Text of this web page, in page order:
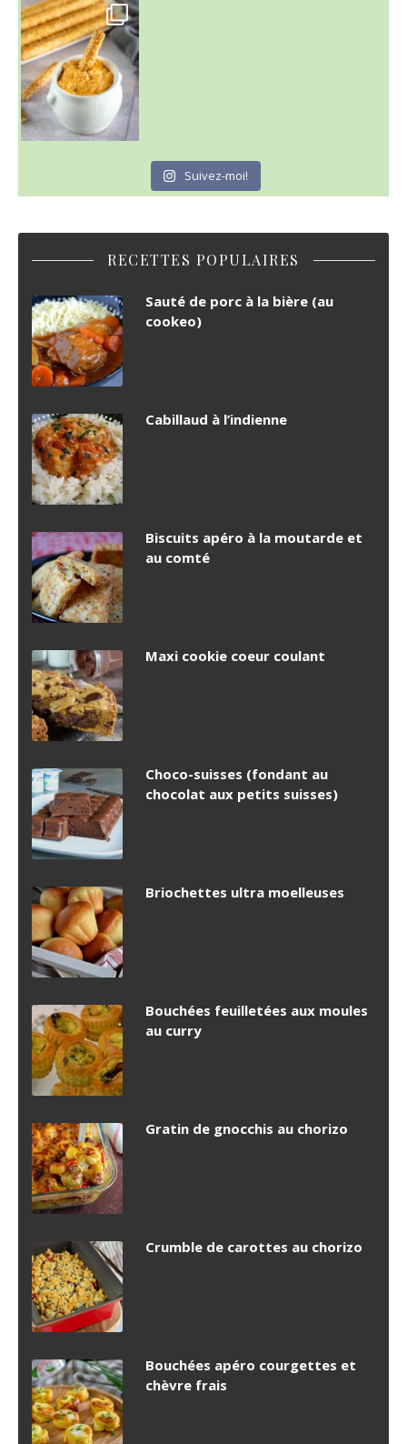
Suivez-moi!
RECETTES POPULAIRES
Sauté de porc à la bière (au
cookeo)
Cabillaud à l’indienne
Biscuits apéro à la moutarde et
au comté
Maxi cookie coeur coulant
Choco-suisses (fondant au
chocolat aux petits suisses)
Briochettes ultra moelleuses
Bouchées feuilletées aux moules
au curry
Gratin de gnocchis au chorizo
Crumble de carottes au chorizo
Bouchées apéro courgettes et
chèvre frais